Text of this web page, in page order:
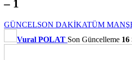
– 1
GÜNCELSON DAKİKATÜM
Vural POLAT Son Güncelleme 16